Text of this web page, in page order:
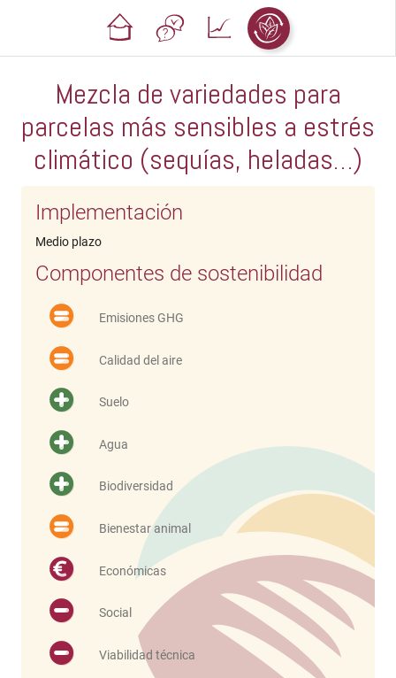
Mezcla de variedades para
parcelas más sensibles a estrés
climático (sequías, heladas…)
Implementación
Medio plazo
Componentes de sostenibilidad
Emisiones GHG
Calidad del aire
Suelo
Agua
Biodiversidad
Bienestar animal
Económicas
Social
Viabilidad técnica